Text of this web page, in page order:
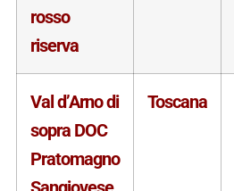
rosso
riserva
Val d’Arno di
sopra DOC
Pratomagno
Toscana